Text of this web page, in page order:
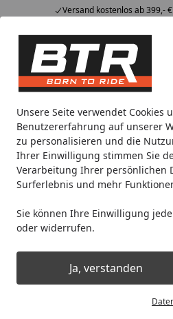
Unsere Seite verwendet
Benutzererfahrung auf unserer
zu personalisieren und die
Ihrer Einwilligung stimmen Sie
Verarbeitung Ihrer persönlichen
Surferlebnis und mehr
Sie können Ihre Einwilligung
oder widerrufen.
Ja, verstanden
Versand kostenlos ab 399,- €
Hotline07051 / 9 222 5959
Mi-Fr. 8-12 Uhr
Alle Produkte
Alle ProdukteMarken
Oxford Abdeckung
Noch 1 Tag und 9 Stunden
Oxford Motorradteile